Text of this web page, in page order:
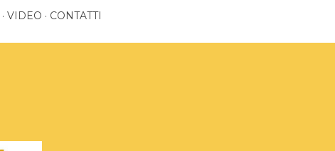
VIDEO CONTATTI